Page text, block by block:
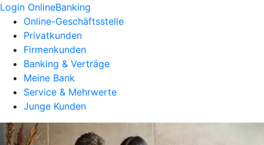
Login OnlineBanking
Online-Geschäftsstelle
Privatkunden
Firmenkunden
Banking & Verträge
Meine Bank
Service & Mehrwerte
Junge Kunden